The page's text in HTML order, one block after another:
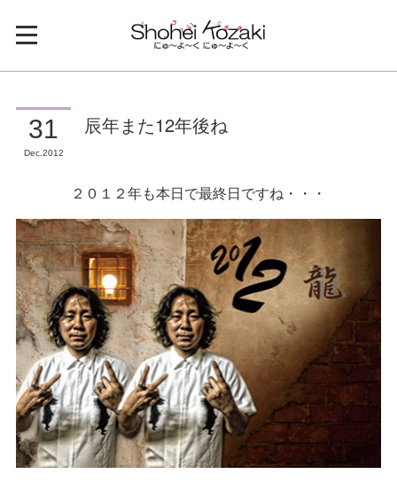
31
Dec 2012
辰年また12年後ね
２０１２年も本日で最終日ですね・・・